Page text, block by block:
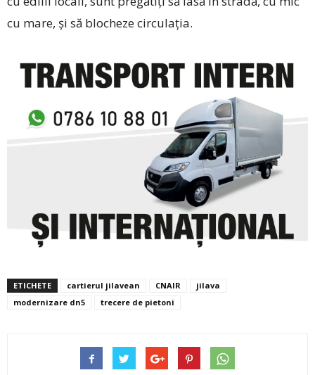
cu mare, și să blocheze circulația.
ETICHETE cartierul jilavean CNAIR
jilava
modernizare dn5
trecere de pietoni